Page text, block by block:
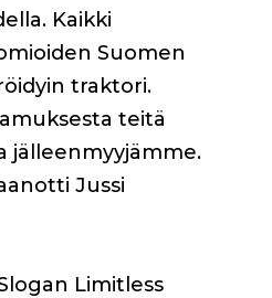
Kaikki
Suomen
traktori.
teitä
jälleenmyyjämme.
Jussi
Limitless